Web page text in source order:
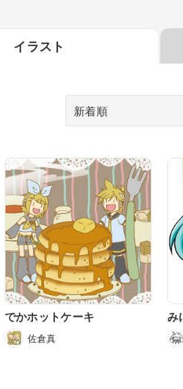
イラスト
新着順
でかホットケーキ
佐倉真
み